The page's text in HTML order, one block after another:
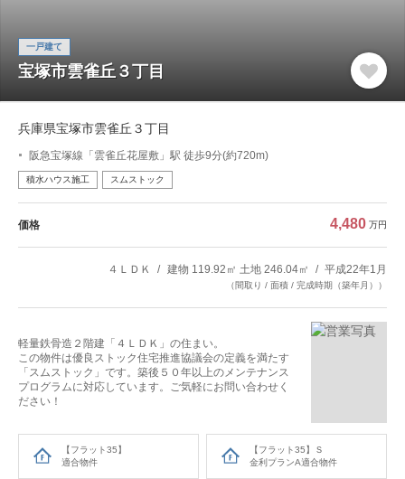
【フラット35】
適合物件
【フラット35】Ｓ
金利プランA適合物件
一戸建て
宝塚市雲雀丘３丁目
兵庫県宝塚市雲雀丘３丁目
阪急宝塚線「雲雀丘花屋敷」駅 徒歩9分(約720m)
積水ハウス施工 スムストック
価格 4,480 万円
４ＬＤＫ 建物 119.92㎡ 土地 246.04㎡ 平成22年1月
（間取り / 面積 / 完成時期（築年月））
軽量鉄骨造２階建「４ＬＤＫ」の住まい。
この物件は優良ストック住宅推進協議会の定義を満たす
「スムストック」です。築後５０年以上のメンテナンス
プログラムに対応しています。ご気軽にお問い合わせく
ださい！